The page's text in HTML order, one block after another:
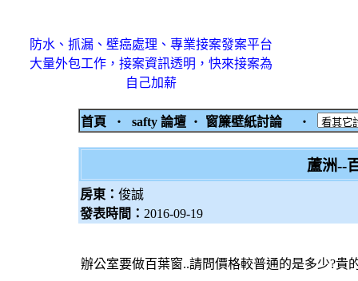
防水、抓漏、壁癌處理、專業接案發案平台
大量外包工作，接案資訊透明，快來接案為
自己加薪
首頁 ‧ safty 論壇 ‧ 窗簾壁紙討論 ‧
蘆洲--
房東： 俊誠
發表時間： 2016-09-19
辦公室要做百葉窗..請問價格較普通的是多少?貴